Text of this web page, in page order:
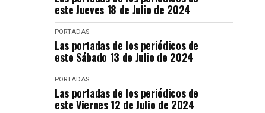
este Jueves 18 de Julio de 2024
PORTADAS
Las portadas de los periódicos de
este Sábado 13 de Julio de 2024
PORTADAS
Las portadas de los periódicos de
este Viernes 12 de Julio de 2024